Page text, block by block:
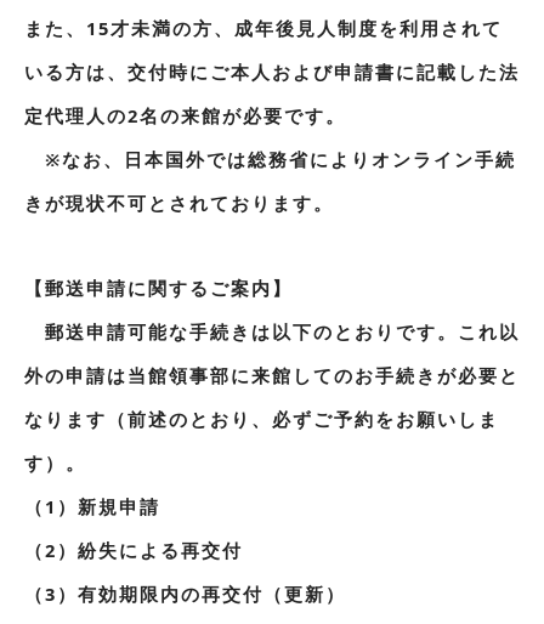
また、15才未満の方、成年後見人制度を利用されて
いる方は、交付時にご本人および申請書に記載した法
定代理人の2名の来館が必要です。
※なお、日本国外では総務省によりオンライン手続
きが現状不可とされております。
【郵送申請に関するご案内】
郵送申請可能な手続きは以下のとおりです。これ以
外の申請は当館領事部に来館してのお手続きが必要と
なります（前述のとおり、必ずご予約をお願いしま
す）。
（1）新規申請
（2）紛失による再交付
（3）有効期限内の再交付（更新）